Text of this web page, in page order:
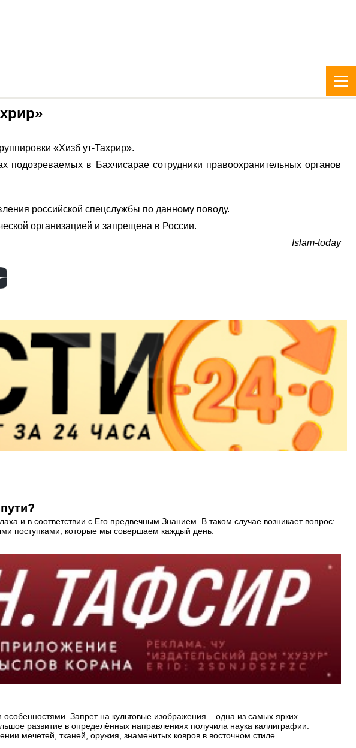
«Хизб ут-Тахрир».
подозреваемых в Бахчисарае сотрудники правоохранительных органов
российской спецслужбы по данному поводу.
организацией и запрещена в России.
Islam-today
и в соответствии с Его предвечным Знанием. В таком случае возникает вопрос:
поступками, которые мы совершаем каждый день.
Запрет на культовые изображения – одна из самых ярких
развитие в определённых направлениях получила наука каллиграфии.
мечетей, тканей, оружия, знаменитых ковров в восточном стиле.